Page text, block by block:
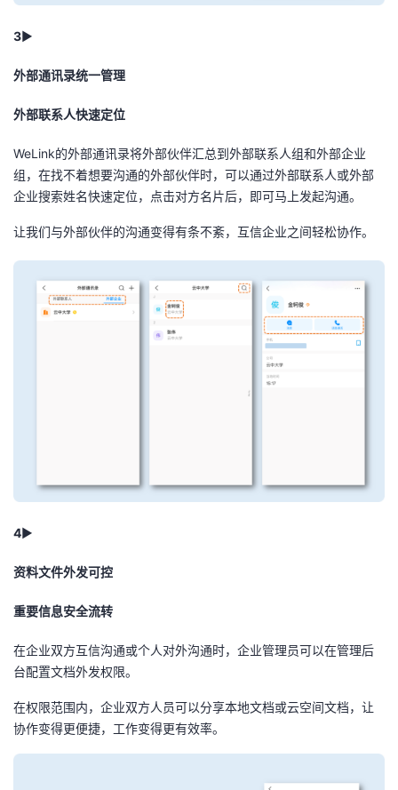
3►
外部通讯录统一管理
外部联系人快速定位
WeLink的外部通讯录将外部伙伴汇总到外部联系人组和外部企业
组，在找不着想要沟通的外部伙伴时，可以通过外部联系人或外部
企业搜索姓名快速定位，点击对方名片后，即可马上发起沟通。
让我们与外部伙伴的沟通变得有条不紊，互信企业之间轻松协作。
4►
资料文件外发可控
重要信息安全流转
在企业双方互信沟通或个人对外沟通时，企业管理员可以在管理后
台配置文档外发权限。
在权限范围内，企业双方人员可以分享本地文档或云空间文档，让
协作变得更便捷，工作变得更有效率。